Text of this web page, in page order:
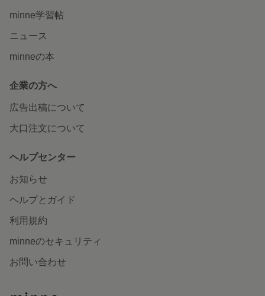
minne学習帖
ニュース
minneの本
企業の方へ
広告出稿について
大口注文について
ヘルプセンター
お知らせ
ヘルプとガイド
利用規約
minneのセキュリティ
お問い合わせ